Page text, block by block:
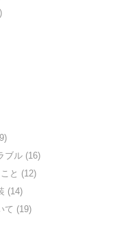
ブル (16)
と (12)
(14)
て (19)